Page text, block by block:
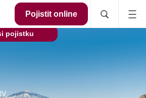
Pojistit online
pojistku